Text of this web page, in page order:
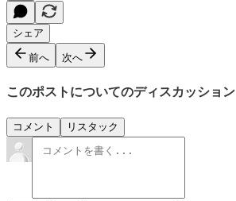
シェア
前へ 次へ
このポストについてのディスカッション
コメント リスタック